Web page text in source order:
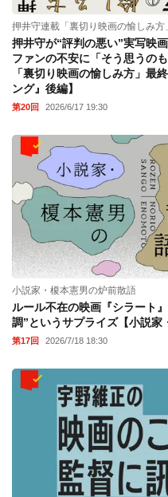
押井守連載「裏切り映画の愉しみ方」
押井守が“評判の悪い”実写映
ファンの不安に「そう思うの
「裏切り映画の愉しみ方」最
ング』後編】
第20回 2026/6/17 19:30
小説家・榎本憲男の炉前散語
ルール不在の映画『シラート
調”というサプライズ【小説家
第17回 2026/7/18 18:30